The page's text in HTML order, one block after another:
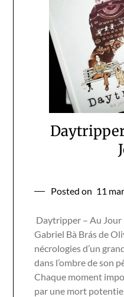
Posted on 11
Daytripper – Au Jour
Gabriel Bà Brás de
nécrologies d’un
dans l’ombre de son
Chaque moment
par une mort